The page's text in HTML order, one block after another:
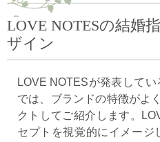
LOVE NOTESの結婚
ザイン
LOVE NOTESが発表して
では、ブランドの特徴がよ
クトしてご紹介します。
セプトを視覚的にイメージ